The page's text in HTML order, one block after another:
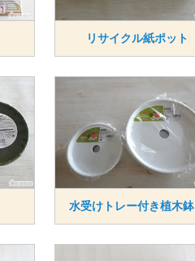
リサイクル紙ポット
水受けトレー付き植木